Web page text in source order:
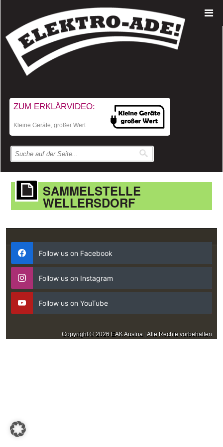
ZUM ERKLÄRVIDEO:
Kleine Geräte, großer Wert
SAMMELSTELLE
WELLERSDORF
Follow us on Facebook
Follow us on Instagram
Follow us on YouTube
Copyright © 2026 EAK Austria | Alle Rechte vorbehalten